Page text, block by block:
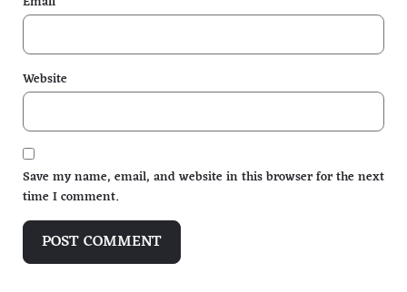
Website
Save my name, email, and website in this browser for the next
time I comment.